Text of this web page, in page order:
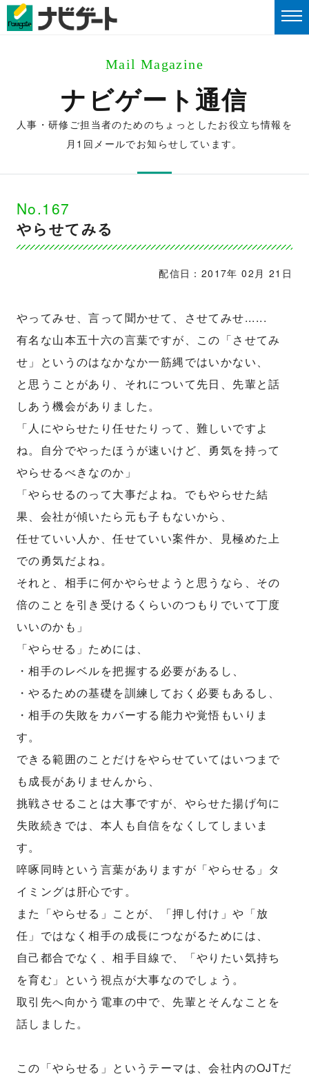
Mail Magazine
ナビゲート通信
人事・研修ご担当者のためのちょっとしたお役立ち情報を
月1回メールでお知らせしています。
No.167
やらせてみる
配信日：2017年 02月 21日
やってみせ、言って聞かせて、させてみせ......
有名な山本五十六の言葉ですが、この「させてみ
せ」というのはなかなか一筋縄ではいかない、
と思うことがあり、それについて先日、先輩と話
しあう機会がありました。
「人にやらせたり任せたりって、難しいですよ
ね。自分でやったほうが速いけど、勇気を持って
やらせるべきなのか」
「やらせるのって大事だよね。でもやらせた結
果、会社が傾いたら元も子もないから、
任せていい人か、任せていい案件か、見極めた上
での勇気だよね。
それと、相手に何かやらせようと思うなら、その
倍のことを引き受けるくらいのつもりでいて丁度
いいのかも」
「やらせる」ためには、
・相手のレベルを把握する必要があるし、
・やるための基礎を訓練しておく必要もあるし、
・相手の失敗をカバーする能力や覚悟もいりま
す。
できる範囲のことだけをやらせていてはいつまで
も成長がありませんから、
挑戦させることは大事ですが、やらせた揚げ句に
失敗続きでは、本人も自信をなくしてしまいま
す。
啐啄同時という言葉がありますが「やらせる」タ
イミングは肝心です。
また「やらせる」ことが、「押し付け」や「放
任」ではなく相手の成長につながるためには、
自己都合でなく、相手目線で、「やりたい気持ち
を育む」という視点が大事なのでしょう。
取引先へ向かう電車の中で、先輩とそんなことを
話しました。
この「やらせる」というテーマは、会社内のOJTだ